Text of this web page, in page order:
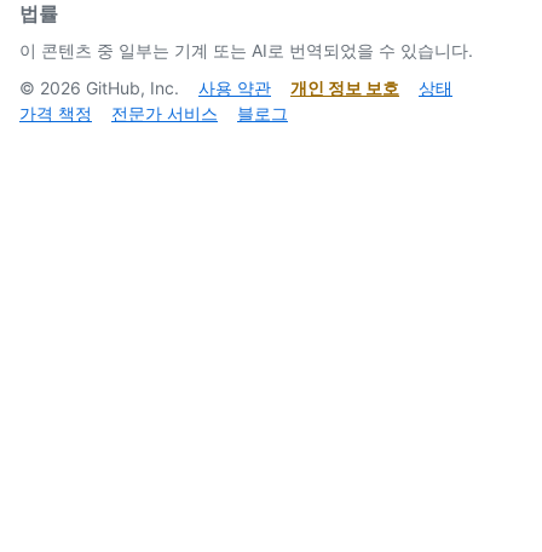
법률
이 콘텐츠 중 일부는 기계 또는 AI로 번역되었을 수 있습니다.
© 2026 GitHub, Inc. 사용 약관 개인 정보 보호
상태
가격 책정
전문가 서비스 블로그